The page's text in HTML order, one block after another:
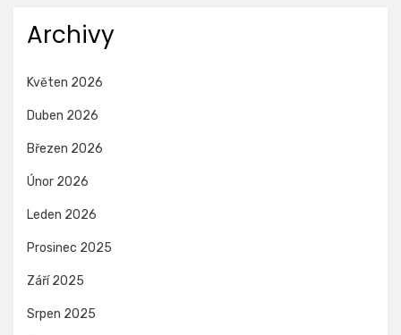
Archivy
Květen 2026
Duben 2026
Březen 2026
Únor 2026
Leden 2026
Prosinec 2025
Září 2025
Srpen 2025